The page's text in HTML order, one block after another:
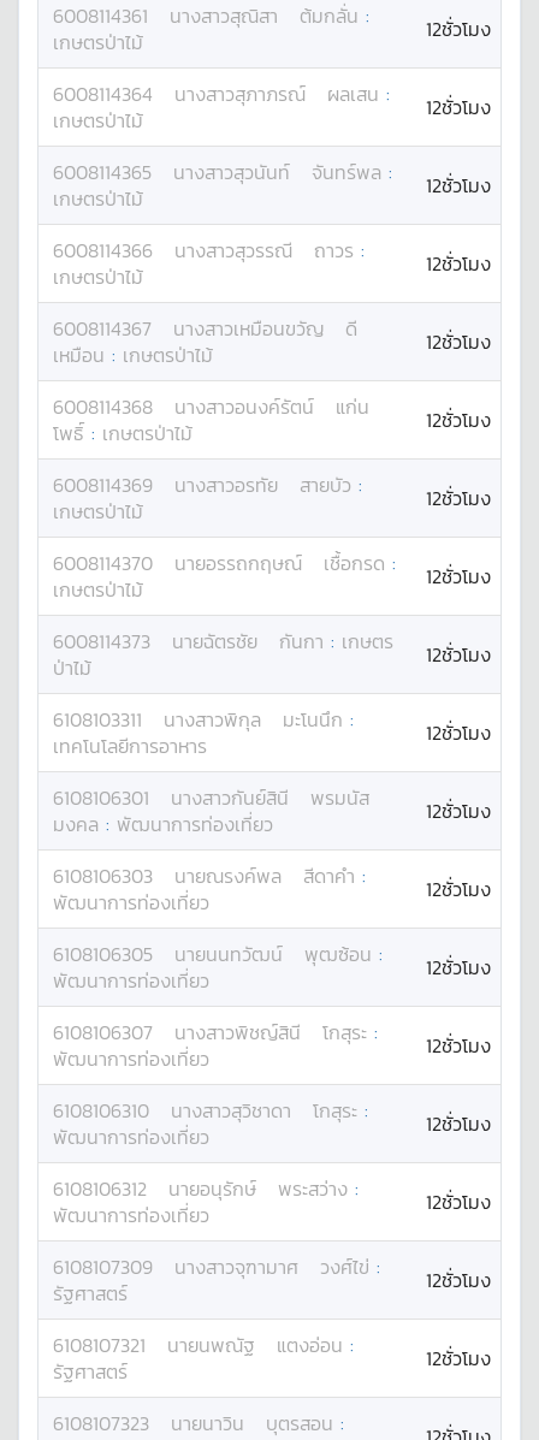
6008114361 นางสาวสุณิสา ต้มกลั่น :
เกษตรป่าไม้
12ชั่วโมง
6008114364 นางสาวสุภาภรณ์ ผลเสน :
เกษตรป่าไม้
12ชั่วโมง
6008114365 นางสาวสุวนันท์ จันทร์พล :
เกษตรป่าไม้
12ชั่วโมง
6008114366 นางสาวสุวรรณี ถาวร :
เกษตรป่าไม้
12ชั่วโมง
6008114367 นางสาวเหมือนขวัญ
ดี
เหมือน : เกษตรป่าไม้ 12ชั่วโมง
6008114368 นางสาวอนงค์รัตน์
แก่น
โพธิ์ : เกษตรป่าไม้ 12ชั่วโมง
6008114369 นางสาวอรทัย สายบัว :
เกษตรป่าไม้
12ชั่วโมง
6008114370 นายอรรถกฤษณ์ เชื้อกรด :
เกษตรป่าไม้
12ชั่วโมง
6008114373 นายฉัตรชัย กันกา : เกษตร
ป่าไม้
12ชั่วโมง
6108103311 นางสาวพิกุล มะโนนึก :
เทคโนโลยีการอาหาร
12ชั่วโมง
6108106301 นางสาวกันย์สินี
พรมนัส
มงคล : พัฒนาการท่องเที่ยว 12ชั่วโมง
6108106303 นายณรงค์พล สีดาคำ :
พัฒนาการท่องเที่ยว
12ชั่วโมง
6108106305 นายนนทวัฒน์ พุฒซ้อน :
พัฒนาการท่องเที่ยว
12ชั่วโมง
6108106307 นางสาวพิชญ์สินี โกสุระ :
พัฒนาการท่องเที่ยว
12ชั่วโมง
6108106310 นางสาวสุวิชาดา โกสุระ :
พัฒนาการท่องเที่ยว
12ชั่วโมง
6108106312 นายอนุรักษ์ พระสว่าง :
พัฒนาการท่องเที่ยว
12ชั่วโมง
6108107309 นางสาวจุฑามาศ วงศ์ไข่ :
รัฐศาสตร์
12ชั่วโมง
6108107321 นายนพณัฐ แตงอ่อน :
รัฐศาสตร์
12ชั่วโมง
6108107323 นายนาวิน บุตรสอน :